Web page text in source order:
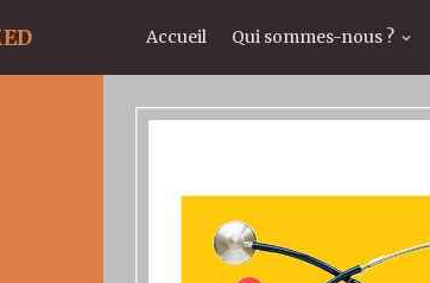
Accueil Qui sommes-nous ?